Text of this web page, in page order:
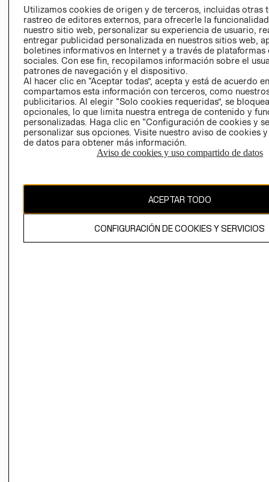
AVISO DE
PRIVACIDAD
GIFT CARD
AVISO DE
COOKIES
Uruguay ($U)
El contenido de esta página web está protegido por copyright y es
propiedad de H&M Hennes & Mauritz AB.
Utilizamos cookies de origen y de terceros, incluidas otras
rastreo de editores externos, para ofrecerle la
nuestro sitio web, personalizar su experiencia de usuario,
entregar publicidad personalizada en nuestros sitios web,
boletines informativos en Internet y a través de plataformas
sociales. Con ese fin, recopilamos información sobre el
patrones de navegación y el dispositivo.
Al hacer clic en “Aceptar todas”, acepta y está de acuerdo
compartamos esta información con terceros, como
publicitarios. Al elegir “Solo cookies requeridas”, se
opcionales, lo que limita nuestra entrega de contenido y
personalizadas. Haga clic en “Configuración de cookies y
personalizar sus opciones. Visite nuestro aviso de cookies
de datos para obtener más información.
Aviso de cookies y uso compartido de datos
ACEPTAR TODO
CONFIGURACIÓN DE COOKIES Y SERVICIOS